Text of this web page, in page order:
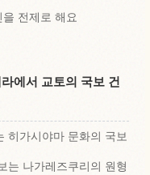
전제로 해요
에서 교토의 국보 건
히가시야마 문화의 국보
는 나가레즈쿠리의 원형